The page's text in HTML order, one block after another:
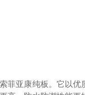
亚康纯板。它以优